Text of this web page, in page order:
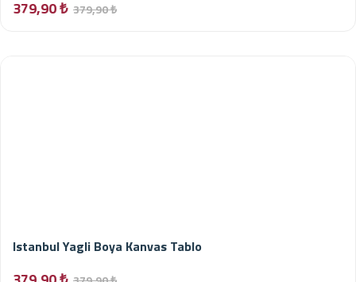
379,90 ₺ 379,90 ₺
Istanbul Yagli Boya Kanvas Tablo